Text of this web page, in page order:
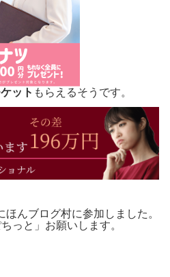
ット もらえるそうです。
ほんブログ村に参加しました。
っと」お願いします。